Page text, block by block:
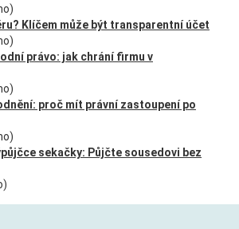
Klíčem může být transparentní účet
právo: jak chrání firmu v
proč mít právní zastoupení po
sekačky: Půjčte sousedovi bez